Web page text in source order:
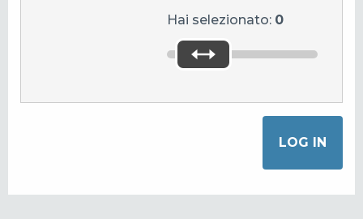
Hai selezionato: 0